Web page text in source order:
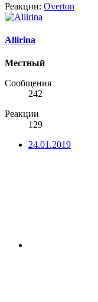
Реакции: Overton
Allirina
Местный
Сообщения
242
Реакции
129
24.01.2019